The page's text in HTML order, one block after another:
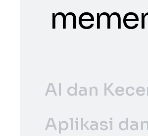
AI dan
Aplikasi